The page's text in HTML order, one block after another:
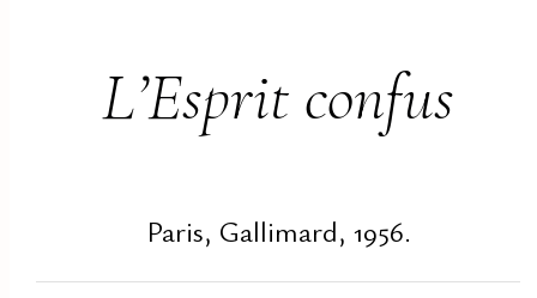
L’Esprit confus
Paris, Gallimard, 1956.